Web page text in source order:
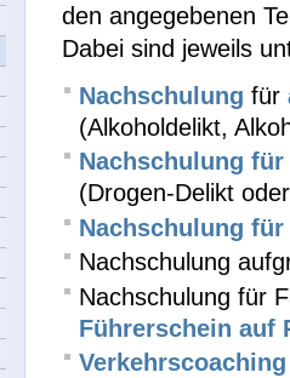
den angegebenen
Dabei sind jeweils
Nachschulung für
(Alkoholdelikt,
Nachschulung
(Drogen-Delikt
Nachschulung
Nachschulung
Nachschulung für
Führerschein auf
Verkehrscoaching